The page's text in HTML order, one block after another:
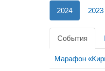
2024 2023
События
Марафон